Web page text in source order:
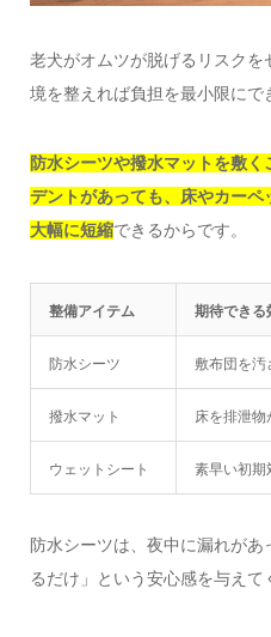
老犬がオムツが脱げるリスク
境を整えれば負担を最小限にで
防水シーツや撥水マットを敷
デントがあっても、床やカー
大幅に短縮できるからです。
整備アイテム 期待できる
防水シーツ 敷布団を汚
撥水マット 床を排泄物
ウェットシート 素早い初期
防水シーツは、夜中に漏れが
るだけ」という安心感を与えて